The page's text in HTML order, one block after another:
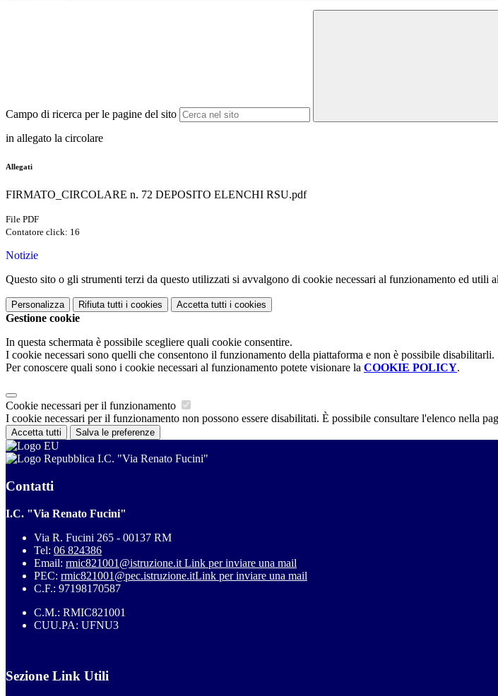
Campo di ricerca per le pagine del sito
in allegato la circolare
Allegati
FIRMATO_CIRCOLARE n. 72 DEPOSITO ELENCHI RSU.pdf
File PDF
Contatore click: 16
Notizie
Questo sito o gli strumenti terzi da questo utilizzati si avvalgono di cookie necessari al funzionamento ed utili
Personalizza Rifiuta tutti i cookies Accetta tutti i cookies
Gestione cookie
In questa schermata è possibile scegliere quali cookie consentire.
I cookie necessari sono quelli che consentono il funzionamento della piattaforma e non è possibile disabilitarli.
Per conoscere quali sono i cookie necessari al funzionamento potete visionare la COOKIE POLICY.
Cookie necessari per il funzionamento
I cookie necessari per il funzionamento non possono essere disabilitati. È possibile consultare l'elenco nella
Accetta tutti Salva le preferenze
I.C. "Via Renato Fucini"
Contatti
I.C. "Via Renato Fucini"
Via R. Fucini 265 - 00137 RM
Tel: 06 824386
Email: rmic821001@istruzione.it Link per inviare una mail
PEC: rmic821001@pec.istruzione.itLink per inviare una mail
C.F.: 97198170587
C.M.: RMIC821001
CUU.PA: UFNU3
Sezione Link Utili